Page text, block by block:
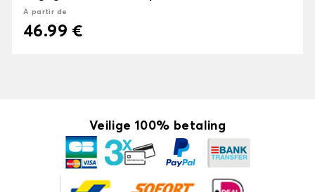
À partir de
46.99 €
Veilige 100% betaling